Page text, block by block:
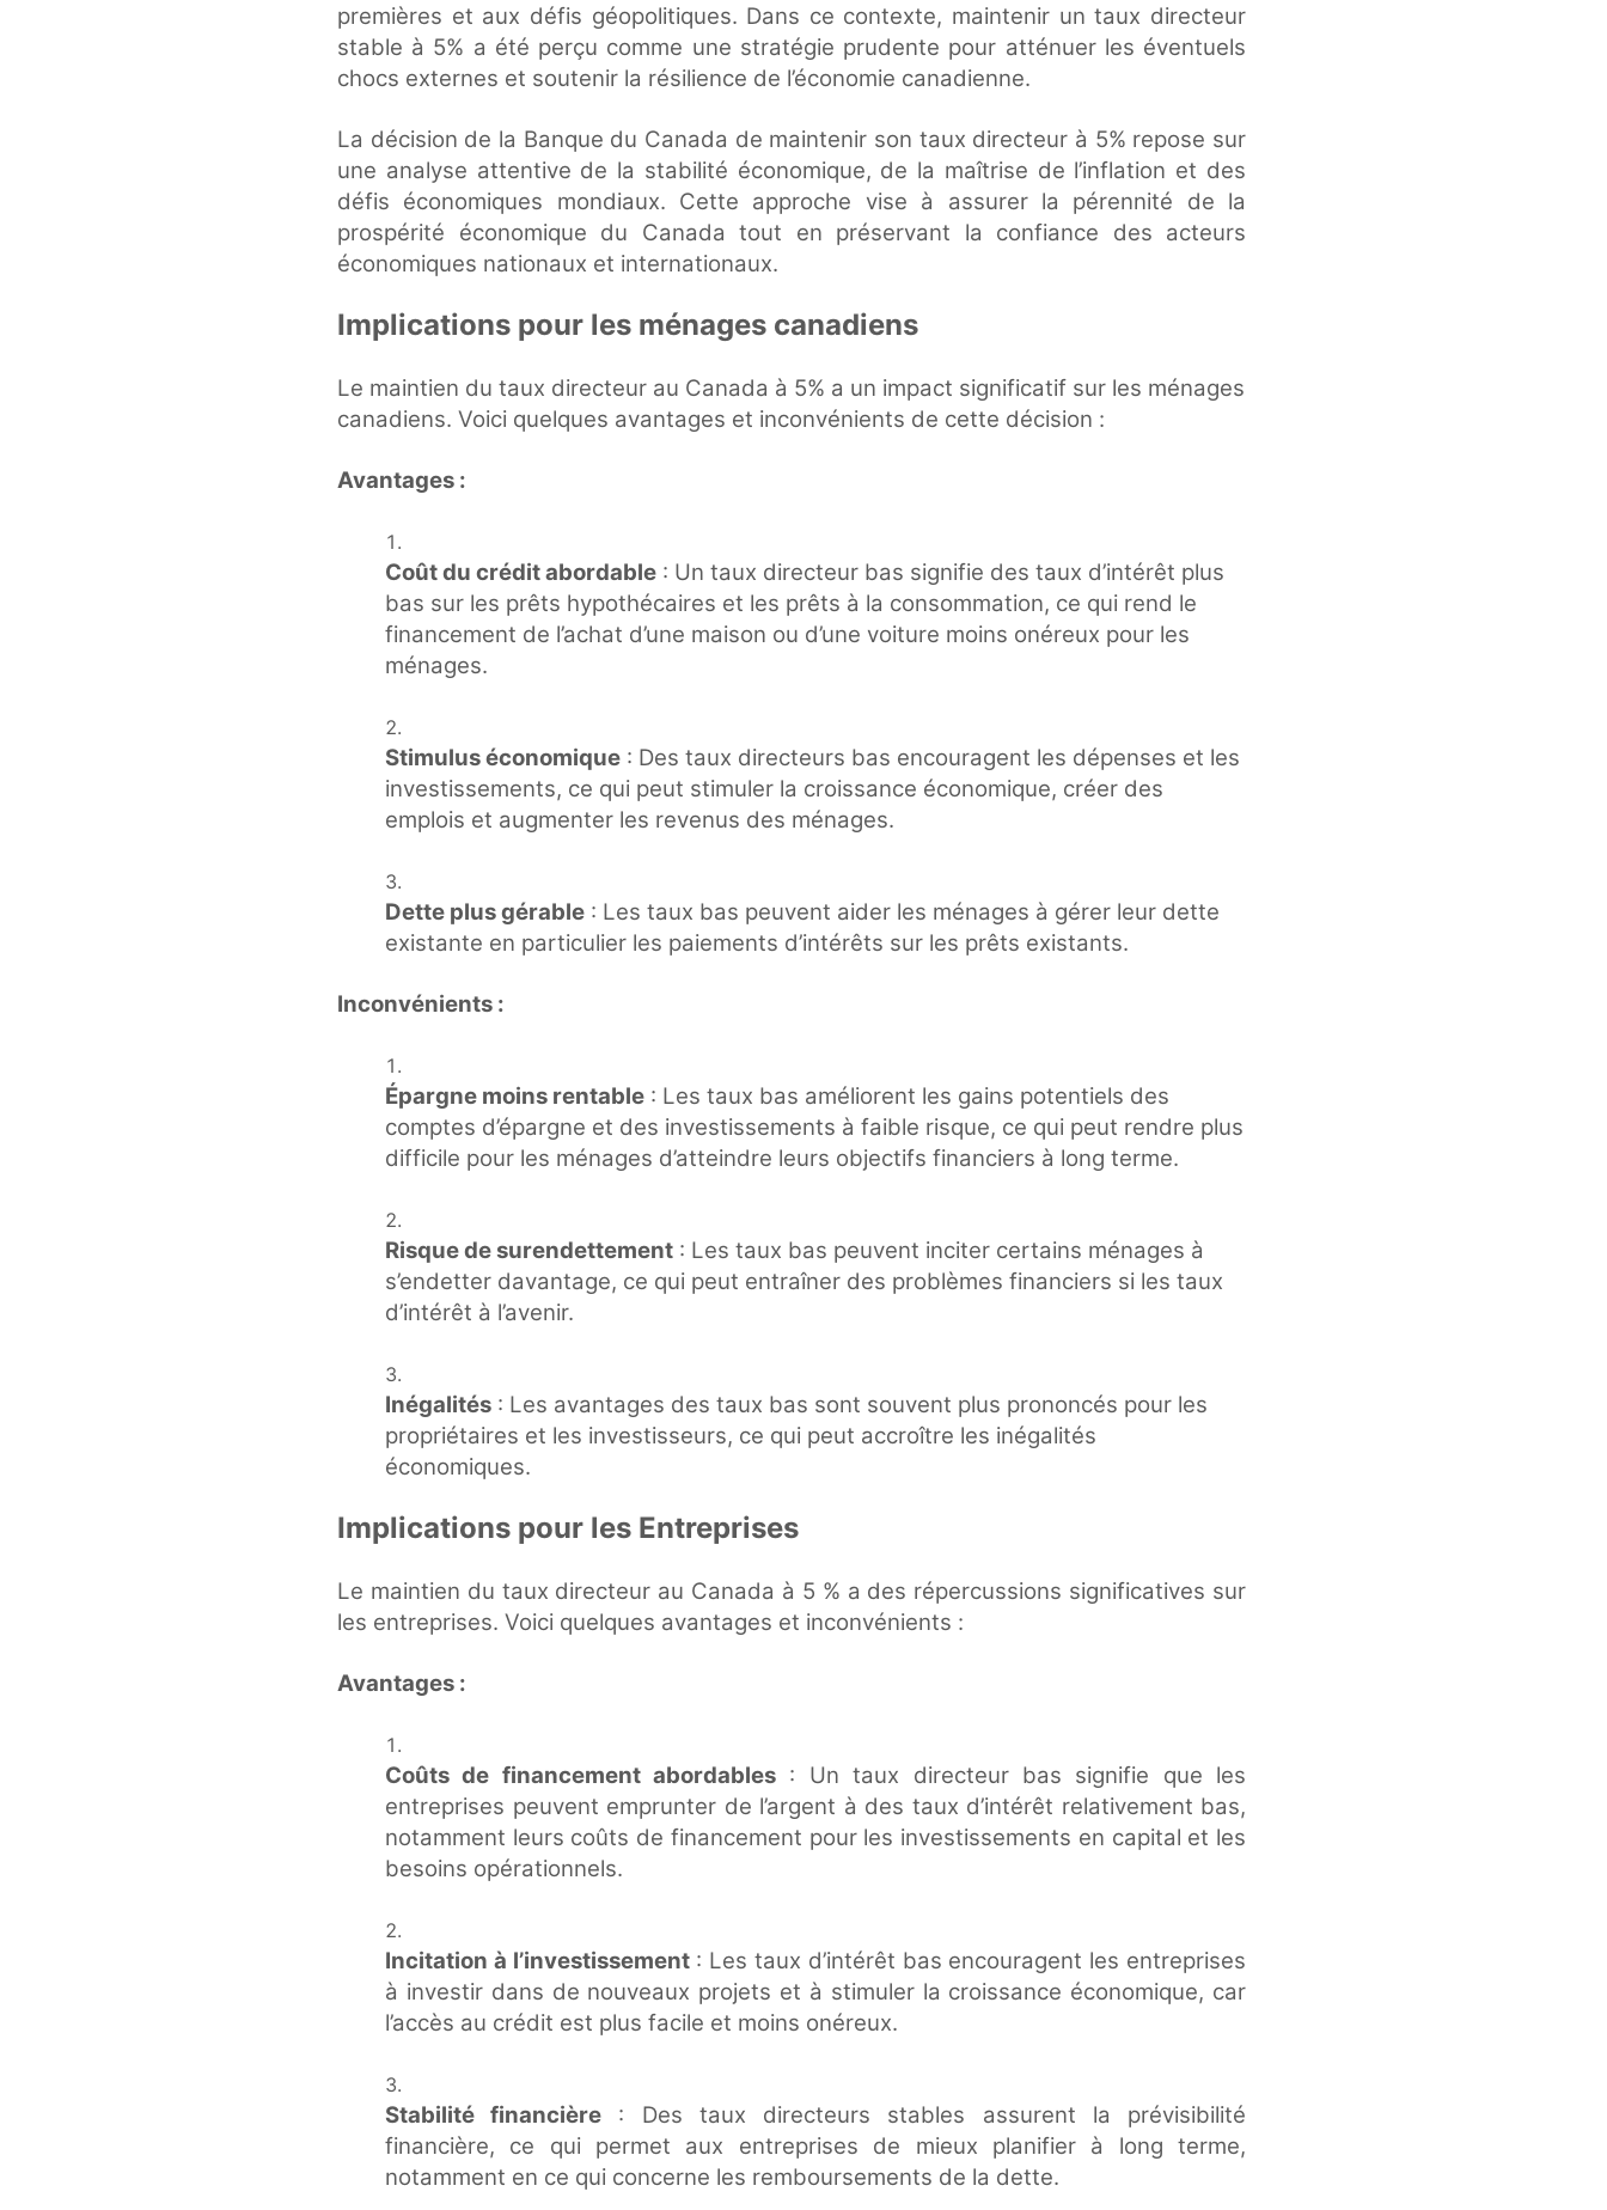
premières et aux défis géopolitiques. Dans ce contexte, maintenir un taux directeur
stable à 5% a été perçu comme une stratégie prudente pour atténuer les éventuels
chocs externes et soutenir la résilience de l’économie canadienne.
La décision de la Banque du Canada de maintenir son taux directeur à 5% repose sur
une analyse attentive de la stabilité économique, de la maîtrise de l’inflation et des
défis économiques mondiaux. Cette approche vise à assurer la pérennité de la
prospérité économique du Canada tout en préservant la confiance des acteurs
économiques nationaux et internationaux.
Implications pour les ménages canadiens
Le maintien du taux directeur au Canada à 5% a un impact significatif sur les ménages
canadiens. Voici quelques avantages et inconvénients de cette décision :
Avantages :
Coût du crédit abordable : Un taux directeur bas signifie des taux d’intérêt plus
bas sur les prêts hypothécaires et les prêts à la consommation, ce qui rend le
financement de l’achat d’une maison ou d’une voiture moins onéreux pour les
ménages.
Stimulus économique : Des taux directeurs bas encouragent les dépenses et les
investissements, ce qui peut stimuler la croissance économique, créer des
emplois et augmenter les revenus des ménages.
Dette plus gérable : Les taux bas peuvent aider les ménages à gérer leur dette
existante en particulier les paiements d’intérêts sur les prêts existants.
Inconvénients :
Épargne moins rentable : Les taux bas améliorent les gains potentiels des
comptes d’épargne et des investissements à faible risque, ce qui peut rendre plus
difficile pour les ménages d’atteindre leurs objectifs financiers à long terme.
Risque de surendettement : Les taux bas peuvent inciter certains ménages à
s’endetter davantage, ce qui peut entraîner des problèmes financiers si les taux
d’intérêt à l’avenir.
Inégalités : Les avantages des taux bas sont souvent plus prononcés pour les
propriétaires et les investisseurs, ce qui peut accroître les inégalités
économiques.
Implications pour les Entreprises
Le maintien du taux directeur au Canada à 5 % a des répercussions significatives sur
les entreprises. Voici quelques avantages et inconvénients :
Avantages :
Coûts de financement abordables : Un taux directeur bas signifie que les
entreprises peuvent emprunter de l’argent à des taux d’intérêt relativement bas,
notamment leurs coûts de financement pour les investissements en capital et les
besoins opérationnels.
Incitation à l’investissement: Les taux d’intérêt bas encouragent les entreprises
à investir dans de nouveaux projets et à stimuler la croissance économique, car
l’accès au crédit est plus facile et moins onéreux.
Stabilité financière : Des taux directeurs stables assurent la prévisibilité
financière, ce qui permet aux entreprises de mieux planifier à long terme,
notamment en ce qui concerne les remboursements de la dette.